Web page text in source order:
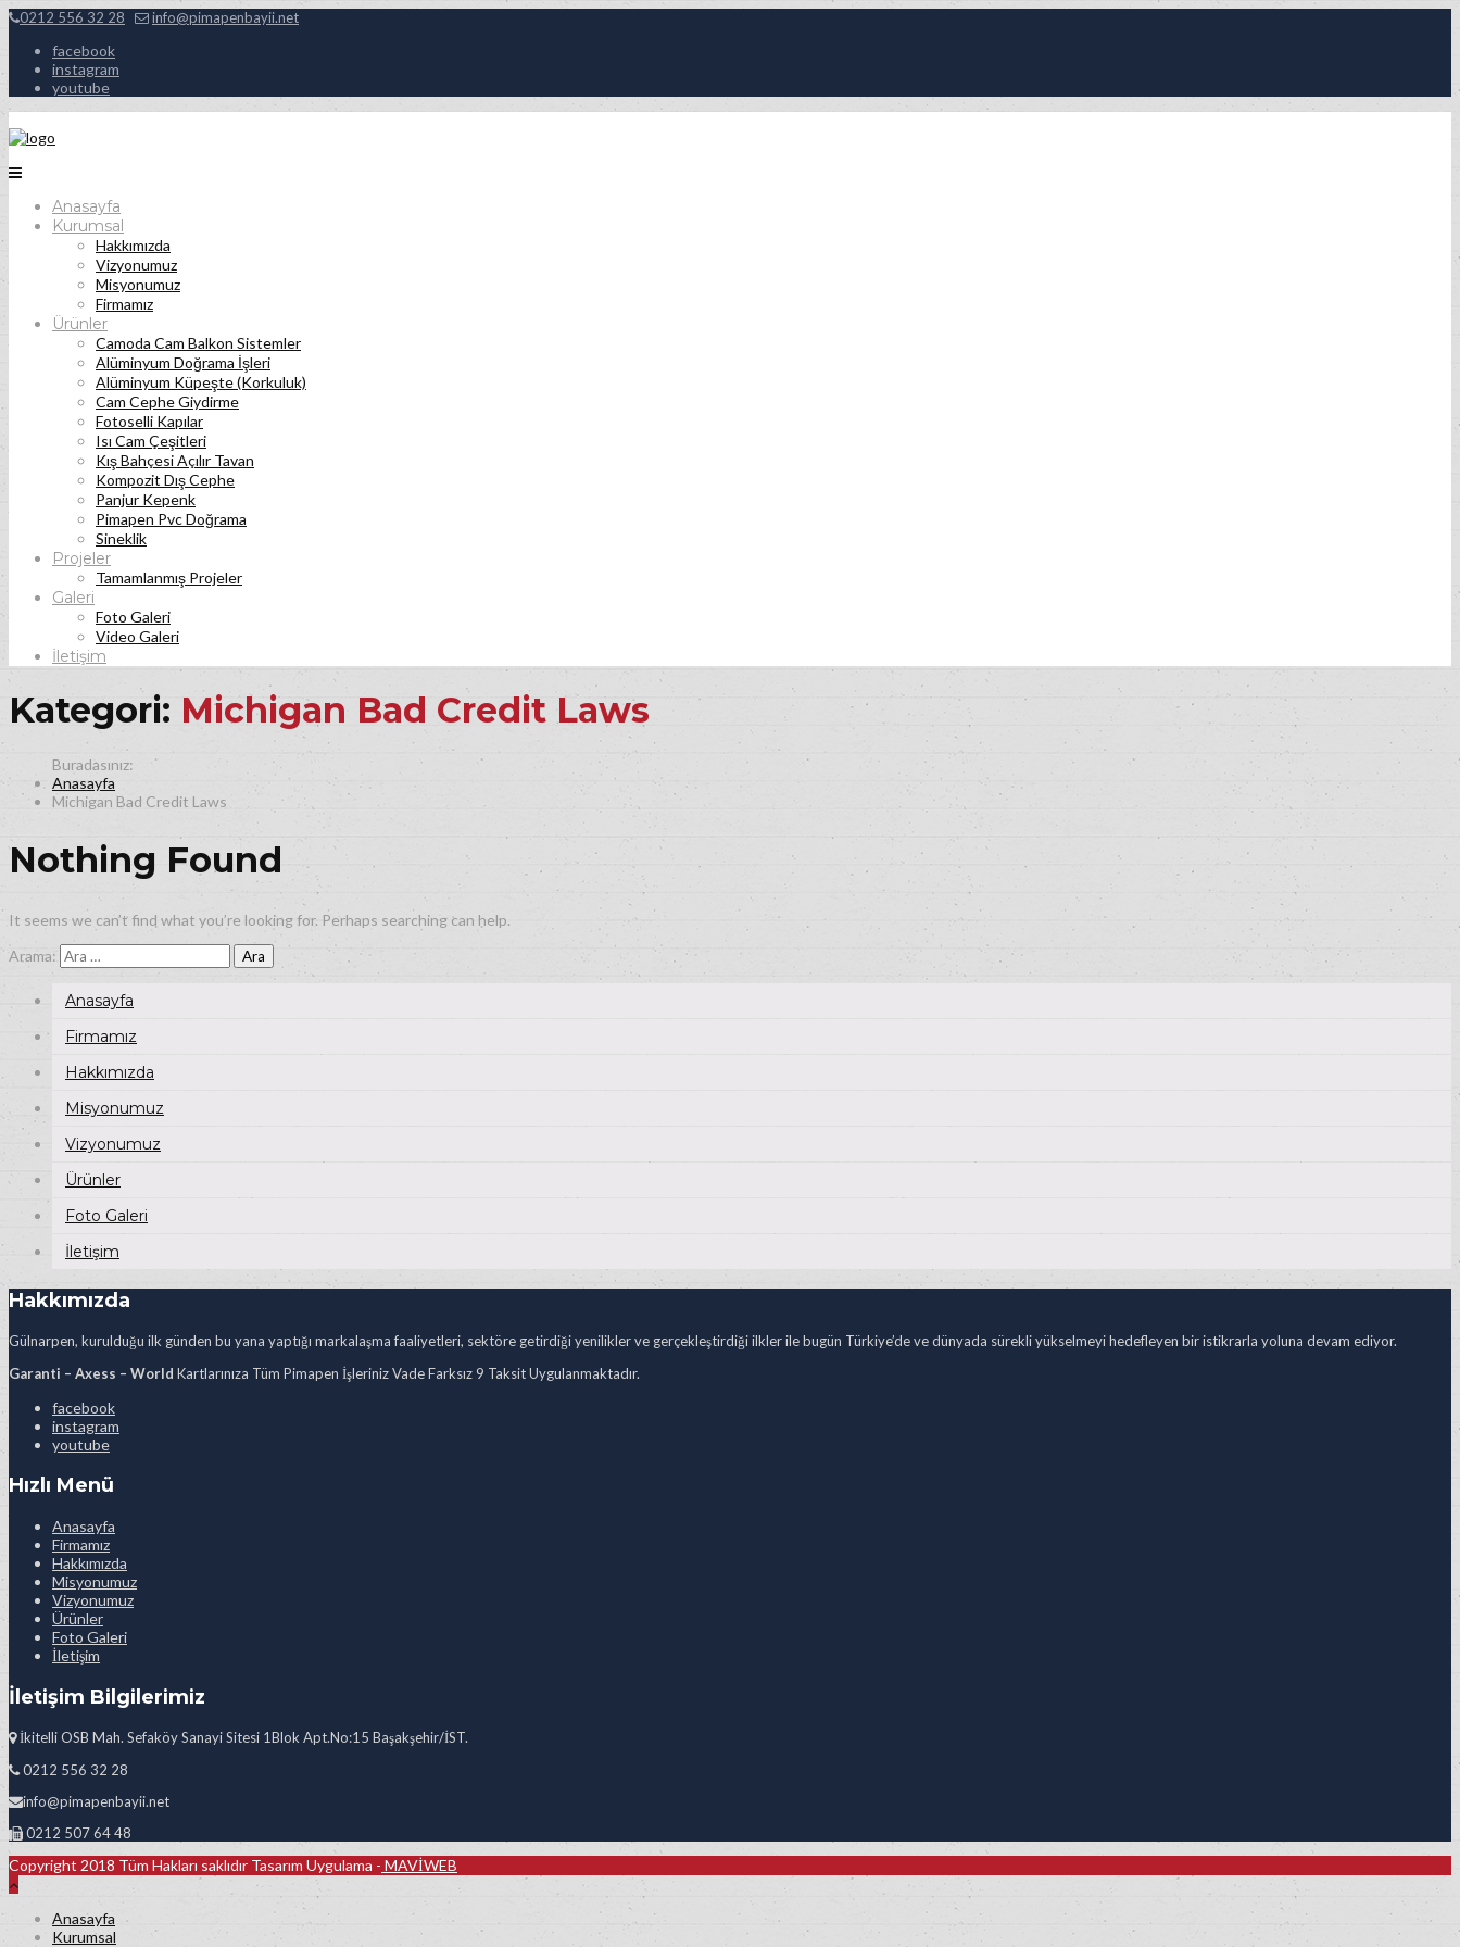
0212 556 32 28 info@pimapenbayii.net
facebook
instagram
youtube
Anasayfa
Kurumsal
Hakkımızda
Vizyonumuz
Misyonumuz
Firmamız
Ürünler
Camoda Cam Balkon Sistemler
Alüminyum Doğrama İşleri
Alüminyum Küpeşte (Korkuluk)
Cam Cephe Giydirme
Fotoselli Kapılar
Isı Cam Çeşitleri
Kış Bahçesi Açılır Tavan
Kompozit Dış Cephe
Panjur Kepenk
Pimapen Pvc Doğrama
Sineklik
Projeler
Tamamlanmış Projeler
Galeri
Foto Galeri
Video Galeri
İletişim
Kategori: Michigan Bad Credit Laws
Anasayfa
Michigan Bad Credit Laws
Nothing Found
It seems we can’t find what you’re looking for. Perhaps searching can help.
Arama:
Anasayfa
Firmamız
Hakkımızda
Misyonumuz
Vizyonumuz
Ürünler
Foto Galeri
İletişim
Hakkımızda
Gülnarpen, kurulduğu ilk günden bu yana yaptığı markalaşma faaliyetleri, sektöre getirdiği yenilikler ve gerçekleştirdiği ilkler ile bugün Türkiye’de ve dünyada sürekli yükselmeyi hedefleyen bir istikrarla yoluna devam ediyor.
Garanti – Axess – World Kartlarınıza Tüm Pimapen İşleriniz Vade Farksız 9 Taksit Uygulanmaktadır.
facebook
instagram
youtube
Hızlı Menü
Anasayfa
Firmamız
Hakkımızda
Misyonumuz
Vizyonumuz
Ürünler
Foto Galeri
İletişim
İletişim Bilgilerimiz
İkitelli OSB Mah. Sefaköy Sanayi Sitesi 1Blok Apt.No:15 Başakşehir/İST.
0212 556 32 28
info@pimapenbayii.net
0212 507 64 48
Copyright 2018 Tüm Hakları saklıdır Tasarım Uygulama - MAVİWEB
Anasayfa
Kurumsal